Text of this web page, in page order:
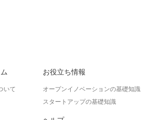
いて
お役立ち情報
オープンイノベーションの基礎知識
スタートアップの基礎知識